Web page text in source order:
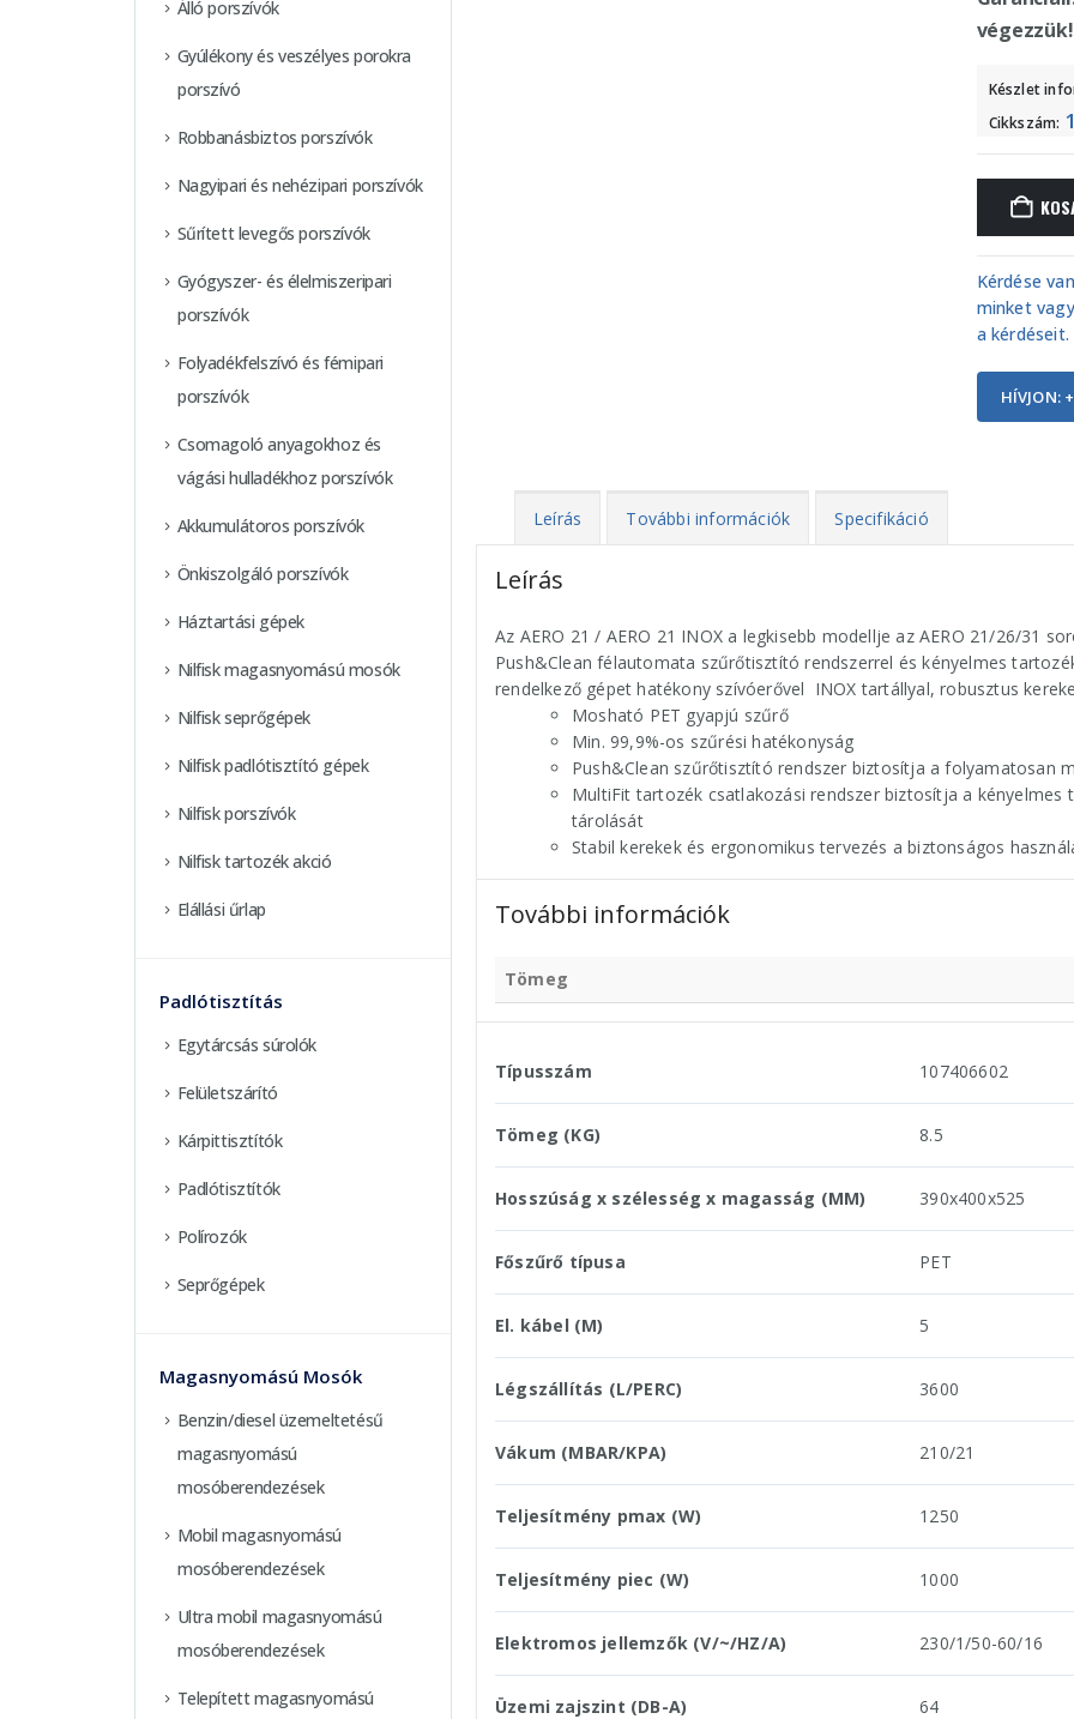
végezzük!
Készlet
Cikkszám:
Kérdése
minket
a kérdéseit.
HÍVJON:
Leírás További információk Specifikáció
Leírás
Az AERO 21 / AERO 21 INOX a legkisebb modellje az AERO 21/26/31
Push&Clean félautomata szűrőtisztító rendszerrel és kényelmes
rendelkező gépet hatékony szívóerővel INOX tartállyal, robusztus
Mosható PET gyapjú szűrő
Min. 99,9%-os szűrési hatékonyság
Push&Clean szűrőtisztító rendszer biztosítja a folyamatosan
MultiFit tartozék csatlakozási rendszer biztosítja a
tárolását
Stabil kerekek és ergonomikus tervezés a biztonságos
További információk
Tömeg
Típusszám 107406602
Tömeg (KG) 8.5
Hosszúság x szélesség x magasság (MM) 390x400x525
Főszűrő típusa PET
El. kábel (M) 5
Légszállítás (L/PERC) 3600
Vákum (MBAR/KPA) 210/21
Teljesítmény pmax (W) 1250
Teljesítmény piec (W) 1000
Elektromos jellemzők (V/~/HZ/A) 230/1/50-60/16
Üzemi zajszint (DB-A) 64
Álló porszívók
Gyúlékony és veszélyes porokra
porszívó
Robbanásbiztos porszívók
Nagyipari és nehézipari porszívók
Sűrített levegős porszívók
Gyógyszer- és élelmiszeripari
porszívók
Folyadékfelszívó és fémipari
porszívók
Csomagoló anyagokhoz és
vágási hulladékhoz porszívók
Akkumulátoros porszívók
Önkiszolgáló porszívók
Háztartási gépek
Nilfisk magasnyomású mosók
Nilfisk seprőgépek
Nilfisk padlótisztító gépek
Nilfisk porszívók
Nilfisk tartozék akció
Elállási űrlap
Padlótisztítás
Egytárcsás súrolók
Felületszárító
Kárpittisztítók
Padlótisztítók
Polírozók
Seprőgépek
Magasnyomású Mosók
Benzin/diesel üzemeltetésű
magasnyomású
mosóberendezések
Mobil magasnyomású
mosóberendezések
Ultra mobil magasnyomású
mosóberendezések
Telepített magasnyomású